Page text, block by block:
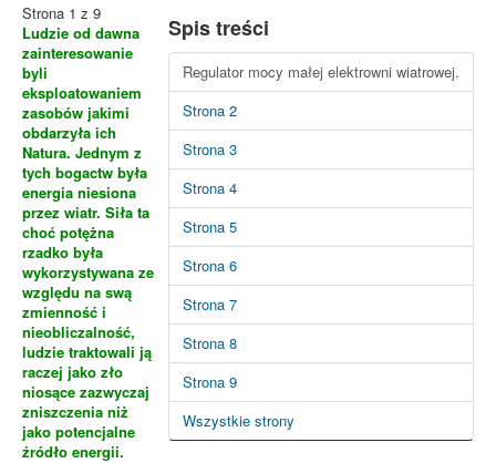
Spis treści
Regulator mocy małej elektrowni wiatrowej.
Strona 2
Strona 3
Strona 4
Strona 5
Strona 6
Strona 7
Strona 8
Strona 9
Wszystkie strony
Strona 1 z 9
Ludzie od dawna
zainteresowanie
byli
eksploatowaniem
zasobów jakimi
obdarzyła ich
Natura. Jednym z
tych bogactw była
energia niesiona
przez wiatr. Siła ta
choć potężna
rzadko była
wykorzystywana ze
względu na swą
zmienność i
nieobliczalność,
ludzie traktowali ją
raczej jako zło
niosące zazwyczaj
zniszczenia niż
jako potencjalne
źródło energii.